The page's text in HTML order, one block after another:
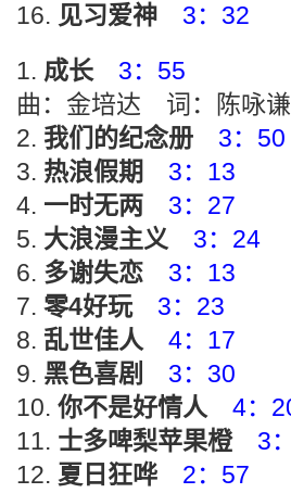
见习爱神
3：32
成长
3：55
曲：金培达 词：陈咏
我们的纪念册
3：50
热浪假期
3：13
一时无两
3：27
大浪漫主义
3：24
多谢失恋
3：13
零4好玩
3：23
乱世佳人
4：17
黑色喜剧
3：30
你不是好情人
4：
士多啤梨苹果橙
3
夏日狂哗
2：57